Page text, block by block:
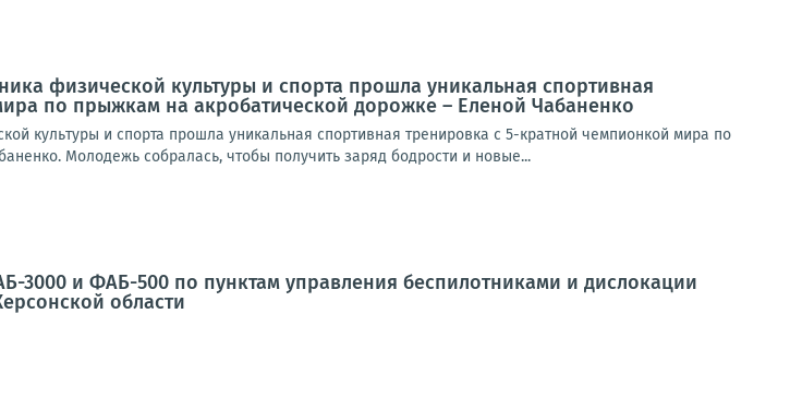
физической культуры и спорта прошла уникальная спортивная
по прыжкам на акробатической дорожке – Еленой Чабаненко
культуры и спорта прошла уникальная спортивная тренировка с 5-кратной чемпионкой мира по
Молодежь собралась, чтобы получить заряд бодрости и новые...
3000 и ФАБ-500 по пунктам управления беспилотниками и дислокации
области